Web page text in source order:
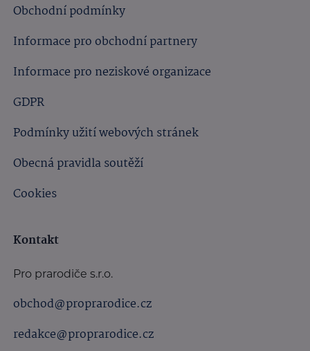
Obchodní podmínky
Informace pro obchodní partnery
Informace pro neziskové organizace
GDPR
Podmínky užití webových stránek
Obecná pravidla soutěží
Cookies
Kontakt
Pro prarodiče s.r.o.
obchod@proprarodice.cz
redakce@proprarodice.cz